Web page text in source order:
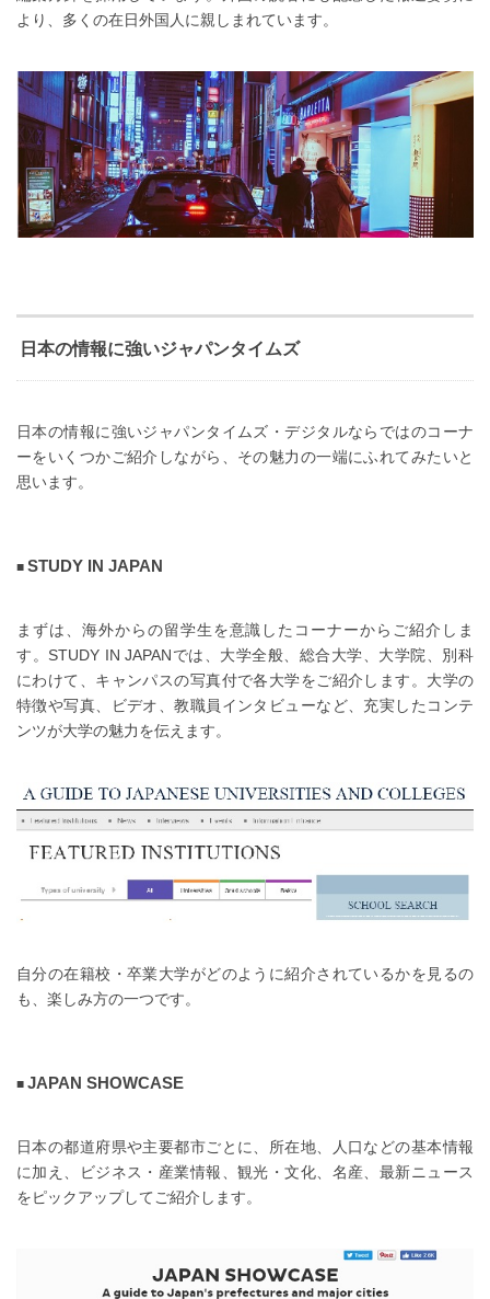
より、多くの在日外国人に親しまれています。
日本の情報に強いジャパンタイムズ
日本の情報に強いジャパンタイムズ・デジタルならではのコーナ
ーをいくつかご紹介しながら、その魅力の一端にふれてみたいと
思います。
STUDY IN JAPAN
まずは、海外からの留学生を意識したコーナーからご紹介しま
す。STUDY IN JAPANでは、大学全般、総合大学、大学院、別科
にわけて、キャンパスの写真付で各大学をご紹介します。大学の
特徴や写真、ビデオ、教職員インタビューなど、充実したコンテ
ンツが大学の魅力を伝えます。
自分の在籍校・卒業大学がどのように紹介されているかを見るの
も、楽しみ方の一つです。
JAPAN SHOWCASE
日本の都道府県や主要都市ごとに、所在地、人口などの基本情報
に加え、ビジネス・産業情報、観光・文化、名産、最新ニュース
をピックアップしてご紹介します。